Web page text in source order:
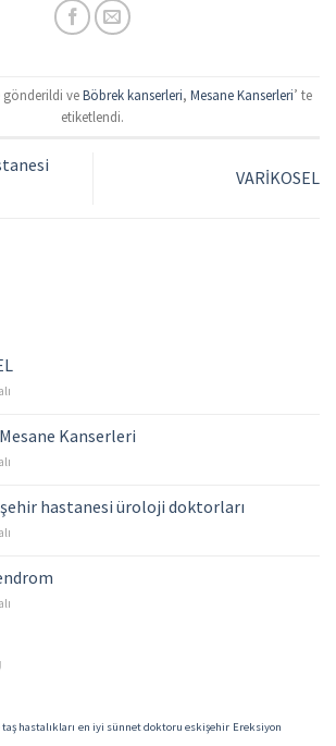
gönderildi veBöbrek kanserleri, Mesane Kanserleri’ te
etiketlendi.
VARİKOSEL
Kanserleri
hastanesi üroloji doktorları
hastalıkları en iyi sünnet doktoru eskişehir Ereksiyon